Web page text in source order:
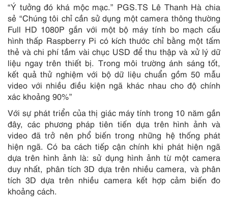
“Ý tưởng đó khá mộc mạc.” PGS.TS Lê Thanh Hà chia
sẻ “Chúng tôi chỉ cần sử dụng một camera thông thường
Full HD 1080P gắn với một bộ máy tính bo mạch cấu
hình thấp Raspberry Pi có kích thước chỉ bằng một tấm
thẻ và chi phí tầm vài chục USD để thu thập và xử lý dữ
liệu ngay trên thiết bị. Trong môi trường ánh sáng tốt,
kết quả thử nghiệm với bộ dữ liệu chuẩn gồm 50 mẫu
video với nhiều điều kiện ngã khác nhau cho độ chính
xác khoảng 90%”
Với sự phát triển của thị giác máy tính trong 10 năm gần
đây, các phương pháp tiên tiến dựa trên hình ảnh và
video đã trở nên phổ biến trong những hệ thống phát
hiện ngã. Có ba cách tiếp cận chính khi phát hiện ngã
dựa trên hình ảnh là: sử dụng hình ảnh từ một camera
duy nhất, phân tích 3D dựa trên nhiều camera, và phân
tích 3D dựa trên nhiều camera kết hợp cảm biến đo
khoảng cách.